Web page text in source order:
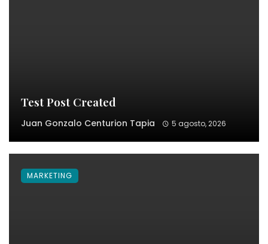
Test Post Created
Juan Gonzalo Centurion Tapia 5 agosto, 2026
MARKETING